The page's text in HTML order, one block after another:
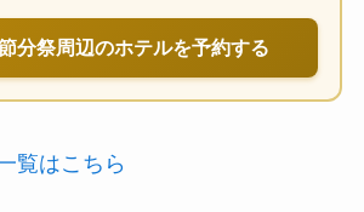
分祭周辺のホテルを予約する
覧はこちら